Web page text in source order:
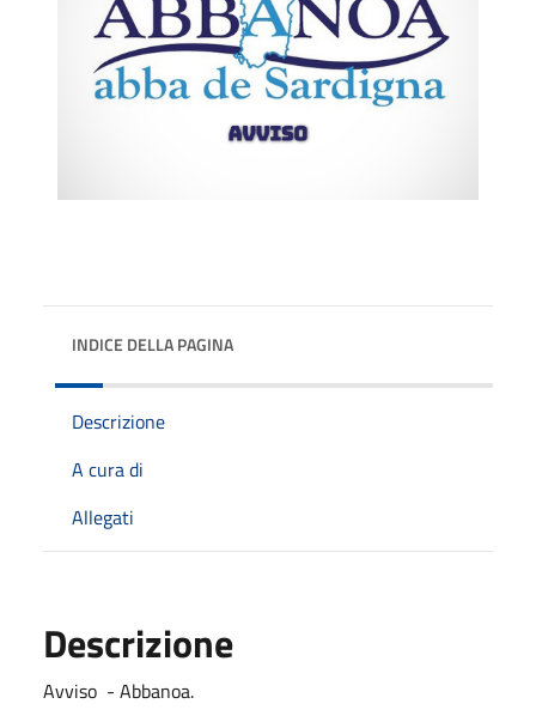
INDICE DELLA PAGINA
Descrizione
A cura di
Allegati
Descrizione
Avviso - Abbanoa.